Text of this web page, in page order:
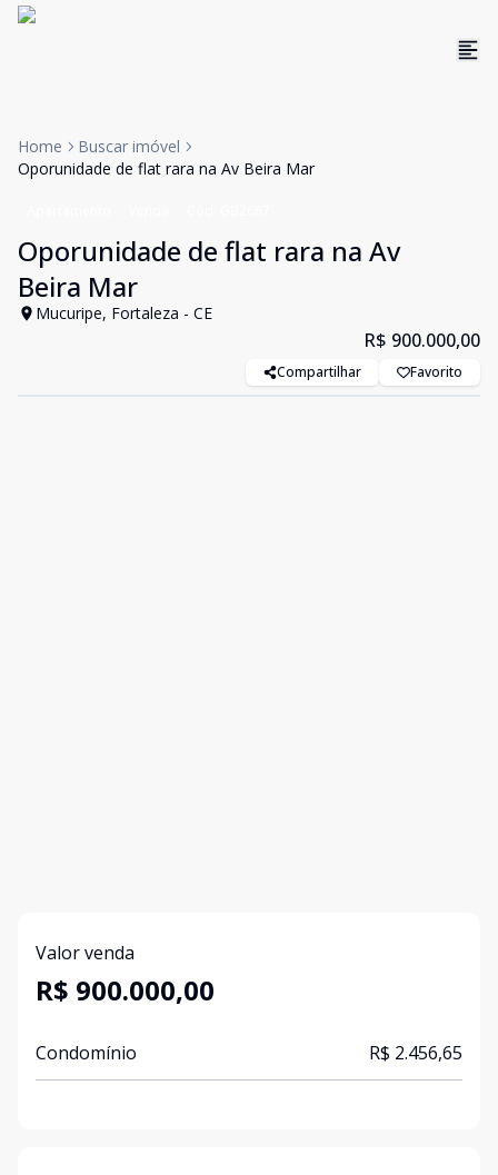
Home
Buscar imóvel
Oporunidade de flat rara na Av Beira Mar
Oporunidade de flat rara na Av
Beira Mar
Mucuripe, Fortaleza - CE
R$ 900.000,00
Compartilhar Favorito
Valor venda
R$ 900.000,00
Condomínio R$ 2.456,65